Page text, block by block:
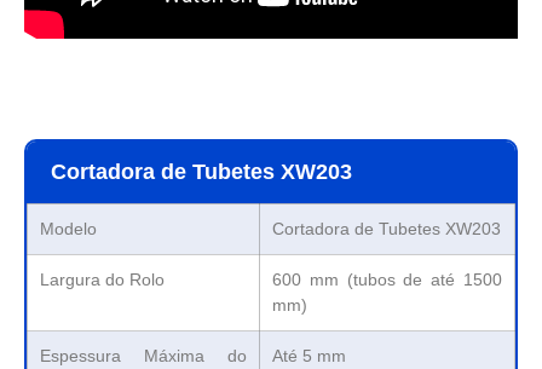
Cortadora de Tubetes XW203
Modelo Cortadora de Tubetes XW203
Largura do Rolo
600 mm (tubos de até 1500
mm)
Espessura Máxima do
Até 5 mm